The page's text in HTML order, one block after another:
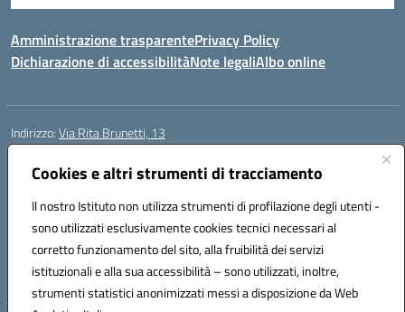
Cookies e altri strumenti di tracciamento
Il nostro Istituto non utilizza strumenti di profilazione degli utenti -
sono utilizzati esclusivamente cookies tecnici necessari al
corretto funzionamento del sito, alla fruibilità dei servizi
istituzionali e alla sua accessibilità – sono utilizzati, inoltre,
strumenti statistici anonimizzati messi a disposizione da Web
Amministrazione trasparentePrivacy Policy
Dichiarazione di accessibilitàNote legaliAlbo online
Indirizzo:Via Rita Brunetti, 13
Centralino:
Posta elettronica certificata (PEC):rmic8cw00p@pec.istruzione.it
Codice fiscale: 97664620586
Codice meccanografico:RMIC8CW00P
Codice Indice delle Pubbliche Amministrazioni (IPA): istsc_RMIC8CW00P
Codice unico di fatturazione (CUF): UFA4NE